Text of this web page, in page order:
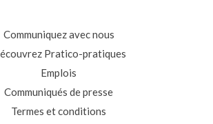
Communiquez avec nous
Pratico-pratiques
Emplois
Communiqués de presse
Termes et conditions